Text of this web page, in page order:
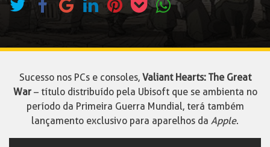
Sucesso nos PCs e consoles, Valiant Hearts: The Great
War– título distribuído pela Ubisoft que se ambienta no
período da Primeira Guerra Mundial, terá também
lançamento exclusivo para aparelhos da Apple.